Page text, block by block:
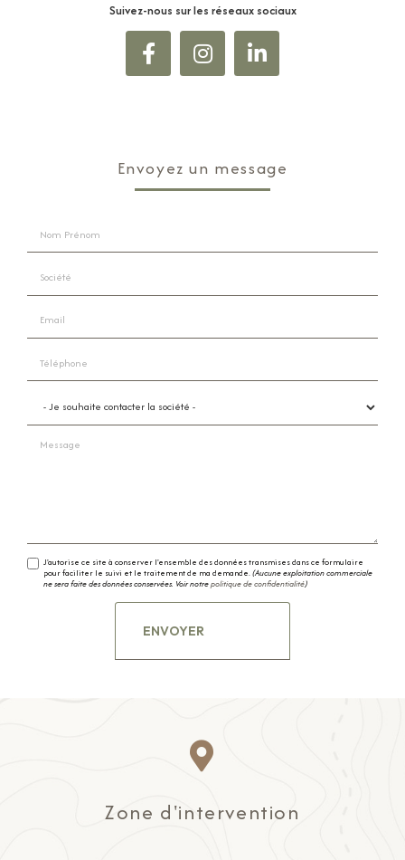
Suivez-nous sur les réseaux sociaux
Envoyez un message
Message
J'autorise ce site à conserver l'ensemble des données transmises dans ce formulaire
pour faciliter le suivi et le traitement de ma demande.(Aucune exploitation commerciale
ne sera faite des données conservées. Voir notrepolitique de confidentialité)
Zone d'intervention